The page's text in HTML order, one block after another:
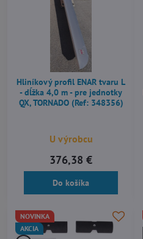
Hliníkový profil ENAR tvaru L
- dĺžka 4,0 m - pre jednotky
QX, TORNADO (Ref: 348356)
U výrobcu
376,38 €
Do košíka
NOVINKA
AKCIA